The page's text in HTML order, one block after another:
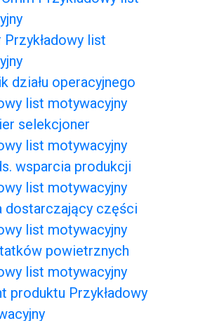
list
działu operacyjnego
list motywacyjny
selekcjoner
list motywacyjny
wsparcia produkcji
list motywacyjny
dostarczający części
list motywacyjny
powietrznych
list motywacyjny
produktu Przykładowy